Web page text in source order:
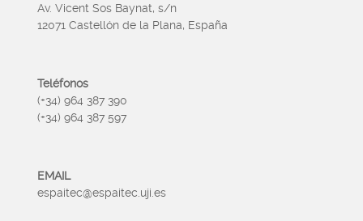
Av. Vicent Sos Baynat, s/n
12071 Castellón de la Plana, España
Teléfonos
(+34) 964 387 390
(+34) 964 387 597
EMAIL
espaitec@espaitec.uji.es